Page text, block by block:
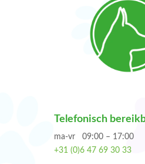
Telefonisch
ma-vr 09:00 – 17:00
+31 (0)6 47 69 30 33